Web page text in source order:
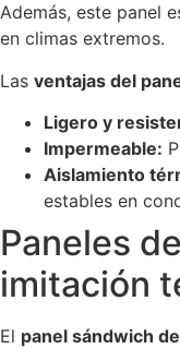
Además, este panel
en climas extremos.
Las ventajas del
Ligero y
Impermeable:
Aislamiento
estables en
Paneles
imitación
El panel sándwich